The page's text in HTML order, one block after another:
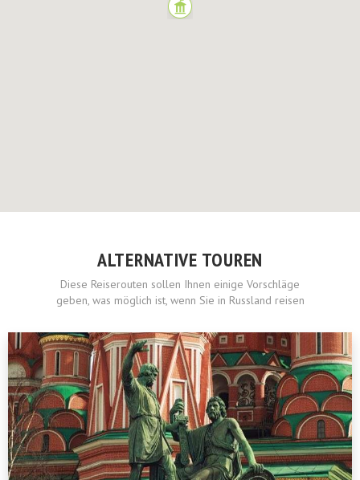
ALTERNATIVE TOUREN
Diese Reiserouten sollen Ihnen einige Vorschläge
geben, was möglich ist, wenn Sie in Russland reisen